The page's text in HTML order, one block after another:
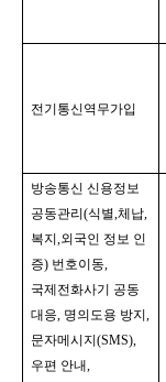
전기통신역무가입
방송통신 신용정보
공동관리 (식별,체납,
복지 ,외국인 정보 인
증) 번호이동,
국제전화사기 공동
대응, 명의도용 방지 ,
문자메시지
(SMS),
우편 안내,